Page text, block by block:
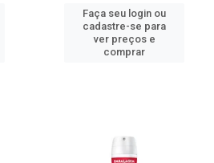
Faça seu login ou
cadastre-se para
ver preços e
comprar